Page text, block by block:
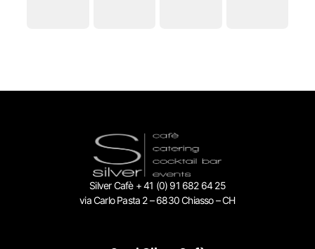
Silver Cafè + 41 (0) 91 682 64 25
via Carlo Pasta 2 – 6830 Chiasso – CH